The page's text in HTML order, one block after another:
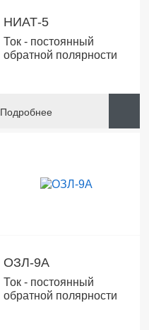
НИАТ-5
Ток - постоянный
обратной полярности
Подробнее
ОЗЛ-9А
Ток - постоянный
обратной полярности